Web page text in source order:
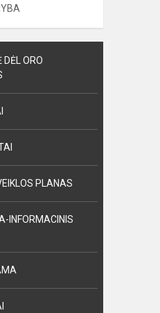
DĖL ORO
PLANAS
INFORMACINIS